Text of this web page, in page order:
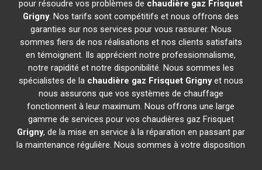
pour résoudre vos problèmes de chaudière gaz Frisquet
Grigny. Nos tarifs sont compétitifs et nous offrons des
garanties sur nos services pour vous rassurer. Nous
sommes fiers de nos réalisations et nos clients satisfaits
en témoignent. Ils apprécient notre professionnalisme,
notre rapidité et notre disponibilité. Nous sommes les
spécialistes de la chaudière gaz Frisquet Grignyet nous
nous assurons que vos systèmes de chauffage
fonctionnent à leur maximum. Nous offrons une large
gamme de services pour vos chaudières gaz Frisquet
Grigny, de la mise en service à la réparation en passant par
la maintenance régulière. Nous sommes à votre disposition